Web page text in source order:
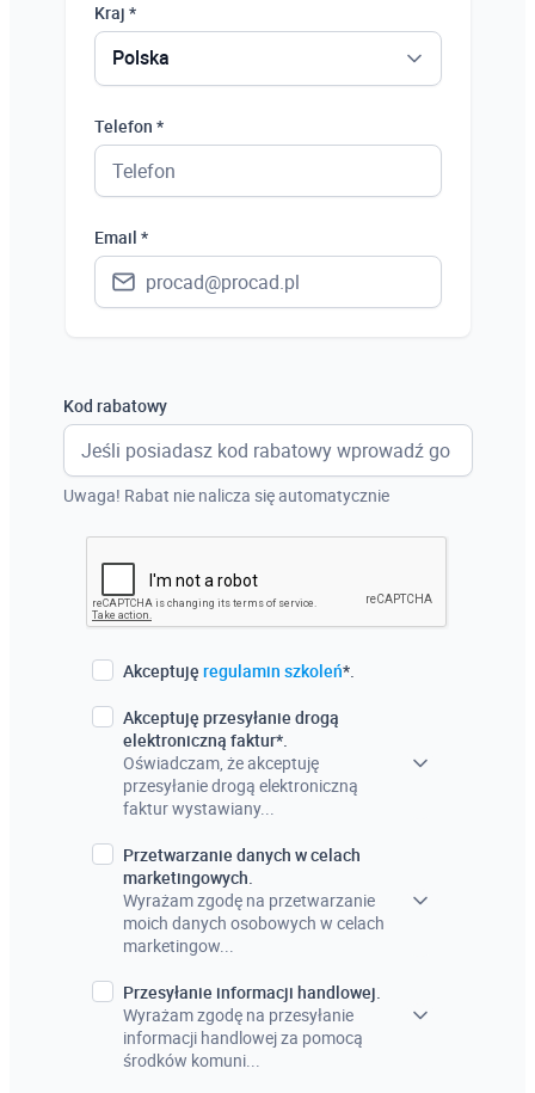
Kraj *
Polska
Telefon *
Email *
Kod rabatowy
Uwaga! Rabat nie nalicza się automatycznie
Akceptuję regulamin szkoleń*.
Akceptuję przesyłanie drogą
elektroniczną faktur*.
Oświadczam, że akceptuję
przesyłanie drogą elektroniczną
faktur wystawiany...
Przetwarzanie danych w celach
marketingowych.
Wyrażam zgodę na przetwarzanie
moich danych osobowych w celach
marketingow...
Przesyłanie informacji handlowej.
Wyrażam zgodę na przesyłanie
informacji handlowej za pomocą
środków komuni...
Polska
Ukraina
Niemcy
Wielka Brytania
Włochy
Francja
Szwecja
Holandia
Czechy